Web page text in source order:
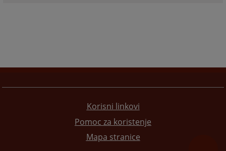
Korisni linkovi
Pomoc za koristenje
Mapa stranice